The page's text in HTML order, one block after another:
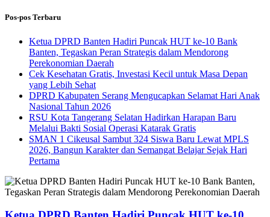
Pos-pos Terbaru
Ketua DPRD Banten Hadiri Puncak HUT ke-10 Bank
Banten, Tegaskan Peran Strategis dalam Mendorong
Perekonomian Daerah
Cek Kesehatan Gratis, Investasi Kecil untuk Masa Depan
yang Lebih Sehat
DPRD Kabupaten Serang Mengucapkan Selamat Hari Anak
Nasional Tahun 2026
RSU Kota Tangerang Selatan Hadirkan Harapan Baru
Melalui Bakti Sosial Operasi Katarak Gratis
SMAN 1 Cikeusal Sambut 324 Siswa Baru Lewat MPLS
2026, Bangun Karakter dan Semangat Belajar Sejak Hari
Pertama